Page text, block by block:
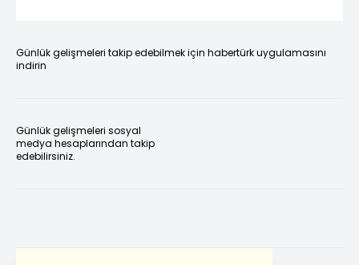
Günlük gelişmeleri takip edebilmek için habertürk uygulamasını
indirin
Günlük gelişmeleri sosyal
medya hesaplarından takip
edebilirsiniz.